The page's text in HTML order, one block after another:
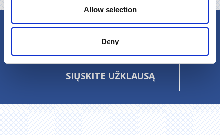
Allow selection
Deny
Turite klausimų?
Skambinkite:+370 315 58472arba
SIŲSKITE UŽKLAUSĄ